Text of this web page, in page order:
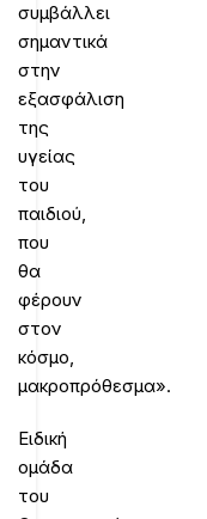
συμβάλλει
σημαντικά
στην
εξασφάλιση
της
υγείας
του
παιδιού,
που
θα
φέρουν
στον
κόσμο,
μακροπρόθεσμα».
Ειδική
ομάδα
του